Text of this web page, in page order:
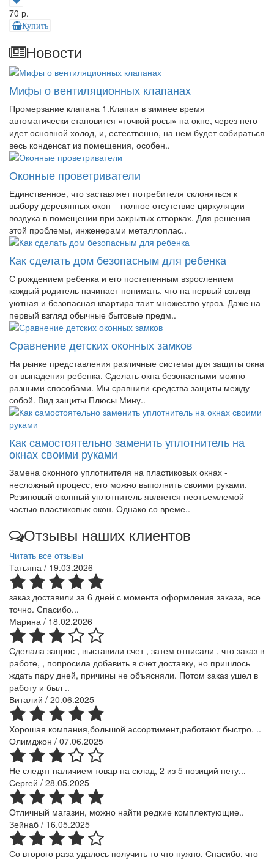
70 р.
Купить
Новости
Мифы о вентиляционных клапанах
Промерзание клапана 1.Клапан в зимнее время
автоматически становится «точкой росы» на окне, через него
идет основной холод, и, естественно, на нем будет собираться
весь конденсат из помещения, особен..
Оконные проветриватели
Единственное, что заставляет потребителя склоняться к
выбору деревянных окон – полное отсутствие циркуляции
воздуха в помещении при закрытых створках. Для решения
этой проблемы, инженерами металлоплас..
Как сделать дом безопасным для ребенка
С рождением ребенка и его постепенным взрослением
каждый родитель начинает понимать, что на первый взгляд
уютная и безопасная квартира таит множество угроз. Даже на
первый взгляд обычные бытовые предм..
Сравнение детских оконных замков
На рынке представления различные системы для защиты окна
от выпадения ребенка. Сделать окна безопасными можно
разными способами. Мы сравнили средства защиты между
собой. Вид защиты Плюсы Мину..
Как самостоятельно заменить уплотнитель на
окнах своими руками
Замена оконного уплотнителя на пластиковых окнах -
несложный процесс, его можно выполнить своими руками.
Резиновый оконный уплотнитель является неотъемлемой
частью пластиковых окон. Однако со време..
Отзывы наших клиентов
Читать все отзывы
Татьяна / 19.03.2026
заказ доставили за 6 дней с момента оформления заказа, все
точно. Спасибо...
Марина / 18.02.2026
Сделала запрос , выставили счет , затем отписали , что заказ в
работе, , попросила добавить в счет доставку, но пришлось
ждать пару дней, причины не объясняли. Потом заказ ушел в
работу и был ..
Виталий / 20.06.2025
Хорошая компания,большой ассортимент,работают быстро. ..
Олимджон / 07.06.2025
Не следят наличием товар на склад, 2 из 5 позиций нету...
Сергей / 28.05.2025
Отличный магазин, можно найти редкие комплектующие..
Зейнаб / 16.05.2025
Со второго раза удалось получить то что нужно. Спасибо, что